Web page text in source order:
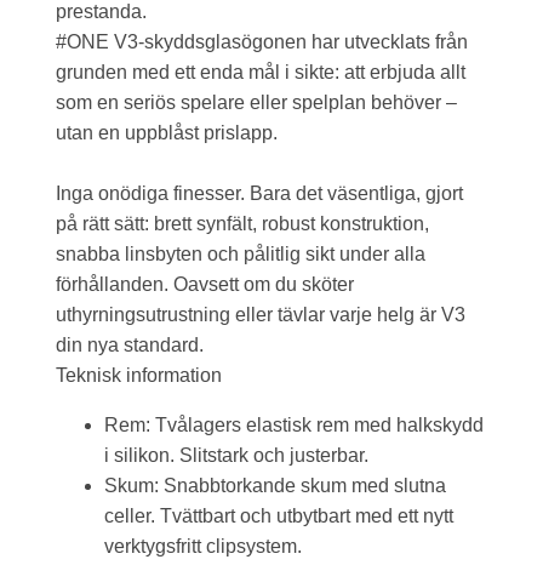
prestanda.
#ONE V3-skyddsglasögonen har utvecklats från
grunden med ett enda mål i sikte: att erbjuda allt
som en seriös spelare eller spelplan behöver –
utan en uppblåst prislapp.
Inga onödiga finesser. Bara det väsentliga, gjort
på rätt sätt: brett synfält, robust konstruktion,
snabba linsbyten och pålitlig sikt under alla
förhållanden. Oavsett om du sköter
uthyrningsutrustning eller tävlar varje helg är V3
din nya standard.
Teknisk information
Rem: Tvålagers elastisk rem med halkskydd
i silikon. Slitstark och justerbar.
Skum: Snabbtorkande skum med slutna
celler. Tvättbart och utbytbart med ett nytt
verktygsfritt clipsystem.